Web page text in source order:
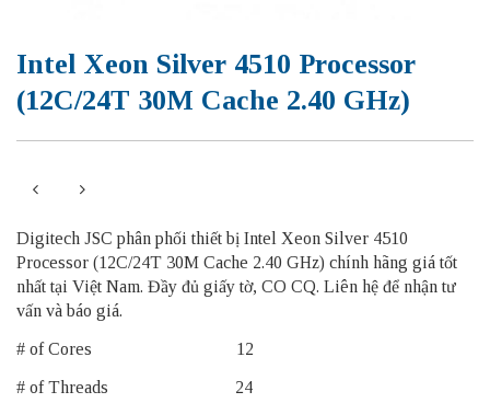
Intel Xeon Silver 4510 Processor
(12C/24T 30M Cache 2.40 GHz)
Digitech JSC phân phối thiết bị Intel Xeon Silver 4510
Processor (12C/24T 30M Cache 2.40 GHz) chính hãng giá tốt
nhất tại Việt Nam. Đầy đủ giấy tờ, CO CQ. Liên hệ để nhận tư
vấn và báo giá.
# of Cores 12
# of Threads 24